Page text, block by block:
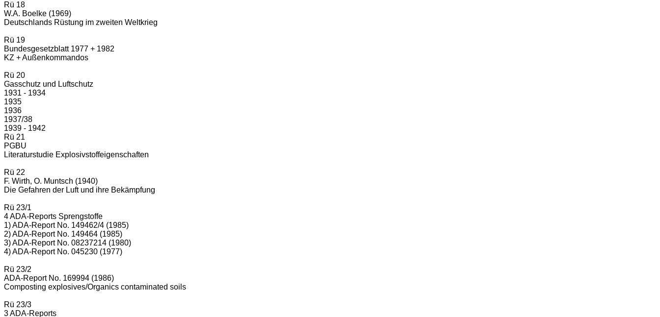
Rü 18
W.A. Boelke (1969)
Deutschlands Rüstung im zweiten Weltkrieg
Rü 19
Bundesgesetzblatt 1977 + 1982
KZ + Außenkommandos
Rü 20
Gasschutz und Luftschutz
1931 - 1934
1935
1936
1937/38
1939 - 1942
Rü 21
PGBU
Literaturstudie Explosivstoffeigenschaften
Rü 22
F. Wirth, O. Muntsch (1940)
Die Gefahren der Luft und ihre Bekämpfung
Rü 23/1
4 ADA-Reports Sprengstoffe
1) ADA-Report No. 149462/4 (1985)
2) ADA-Report No. 149464 (1985)
3) ADA-Report No. 08237214 (1980)
4) ADA-Report No. 045230 (1977)
Rü 23/2
ADA-Report No. 169994 (1986)
Composting explosives/Organics contaminated soils
Rü 23/3
3 ADA-Reports